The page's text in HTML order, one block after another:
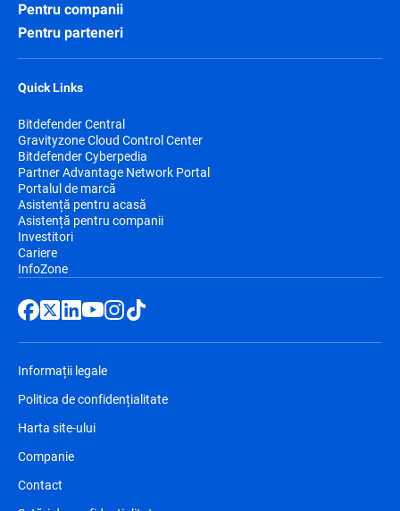
Pentru companii
Pentru parteneri
Quick Links
Bitdefender Central
Gravityzone Cloud Control Center
Bitdefender Cyberpedia
Partner Advantage Network Portal
Portalul de marcă
Asistență pentru acasă
Asistență pentru companii
Investitori
Cariere
InfoZone
Informații legale
Politica de confidențialitate
Harta site-ului
Companie
Contact